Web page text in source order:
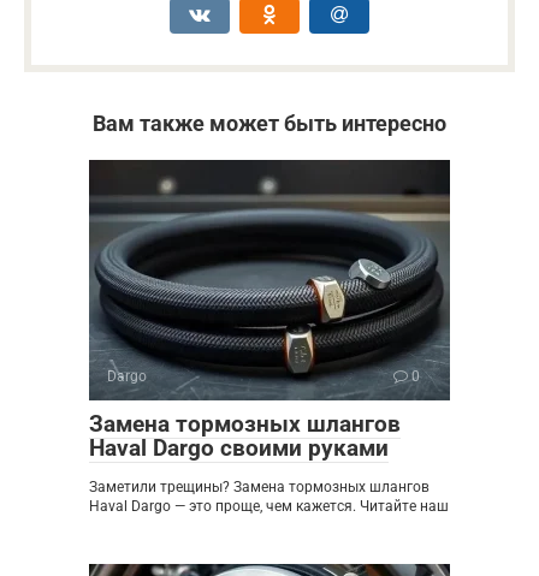
Вам также может быть интересно
Dargo 0
Замена тормозных шлангов
Haval Dargo своими руками
Заметили трещины? Замена тормозных шлангов
Haval Dargo — это проще, чем кажется. Читайте наш